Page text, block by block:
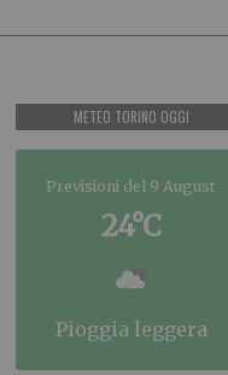
METEO TORINO OGGI
Previsioni del 9 August
24°C
pioggia leggera